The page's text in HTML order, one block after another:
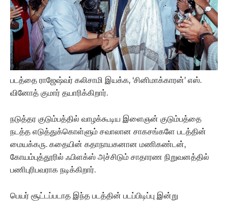
படத்தை ராஜேஷ்வர் கலிசாமி இயக்க, ‘சினிமாக்காரன்’ எஸ்.
வினோத் குமார் தயாரிக்கிறார்.
நடுத்தர குடும்பத்தில் வாழக்கூடிய இளைஞன் குடும்பத்தை
நடத்த எடுத்துக்கொள்ளும் சவாலான சாகசங்களே படத்தின்
மையக்கரு. கதையின் கதாநாயகனான மணிகண்டன்,
கோயம்புத்தூரில் ஃபிளக்ஸ் அச்சிடும் சாதாரண நிறுவனத்தில்
பணிபுரிபவராக நடிக்கிறார்.
பெயர் சூட்டப்படாத இந்த படத்தின் படப்பிடிப்பு இன்று